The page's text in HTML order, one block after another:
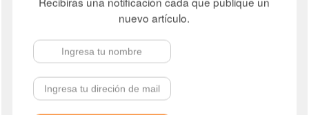
numerosos carritos de compra, mientras que una navegación
deficiente o formularios complejos pueden provocar la
pérdida de clientes potenciales.
mejorar la navegación del usuario, aumentar la participación
del cliente y mejorar las conversiones. Antes de que
nuevo artículo.